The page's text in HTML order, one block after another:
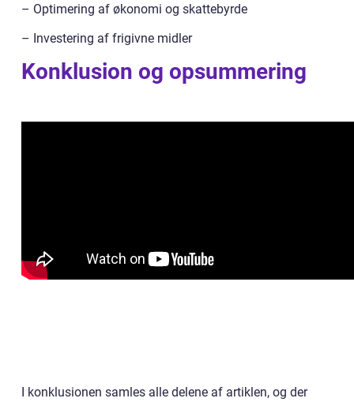
– Optimering af økonomi og skattebyrde
– Investering af frigivne midler
Konklusion og opsummering
I konklusionen samles alle delene af artiklen, og der